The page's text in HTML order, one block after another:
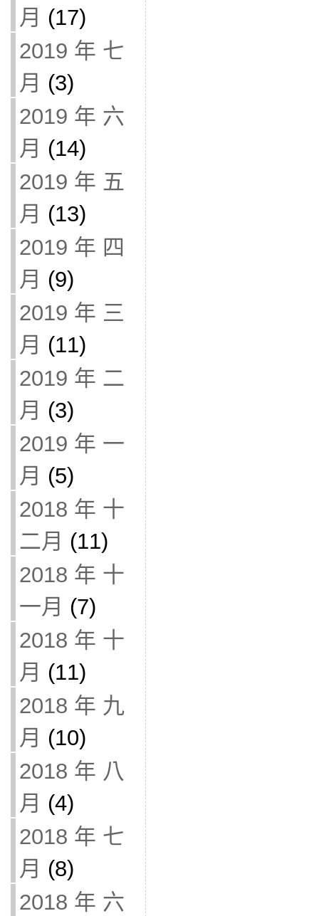
月 (17)
2019 年 七
月 (3)
2019 年 六
月 (14)
2019 年 五
月 (13)
2019 年 四
月 (9)
2019 年 三
月 (11)
2019 年 二
月 (3)
2019 年 一
月 (5)
2018 年 十
二月 (11)
2018 年 十
一月 (7)
2018 年 十
月 (11)
2018 年 九
月 (10)
2018 年 八
月 (4)
2018 年 七
月 (8)
2018 年 六